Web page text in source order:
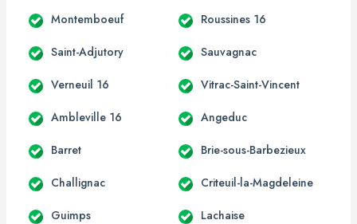
Montemboeuf Roussines 16
Saint-Adjutory Sauvagnac
Verneuil 16 Vitrac-Saint-Vincent
Ambleville 16 Angeduc
Barret Brie-sous-Barbezieux
Challignac Criteuil-la-Magdeleine
Guimps Lachaise